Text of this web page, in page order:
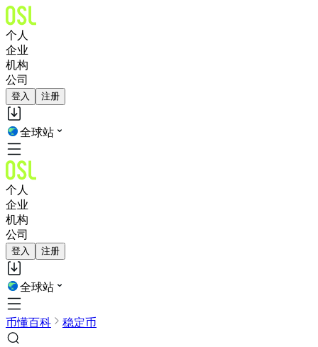
个人
企业
机构
公司
登入 注册
全球站
个人
企业
机构
公司
登入 注册
全球站
币懂百科 稳定币